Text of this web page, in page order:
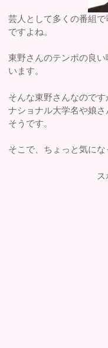
芸人として多くの番組
ですよね。
東野さんのテンポの良
います。
そんな東野さんなので
ナショナル大学名や娘
そうです。
そこで、ちょっと気にな